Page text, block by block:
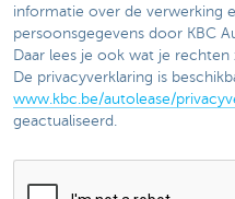
informatie over de verwerking
persoonsgegevens door KBC
Daar lees je ook wat je
De privacyverklaring is
www.kbc.be/autolease/
geactualiseerd.